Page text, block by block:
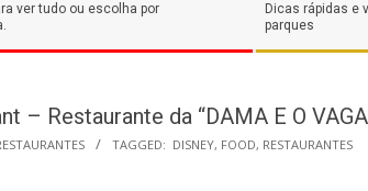
ver tudo ou escolha por
Dicas rápidas e
parques
– Restaurante da “DAMA E O
TAGGED: DISNEY, FOOD, RESTAURANTES